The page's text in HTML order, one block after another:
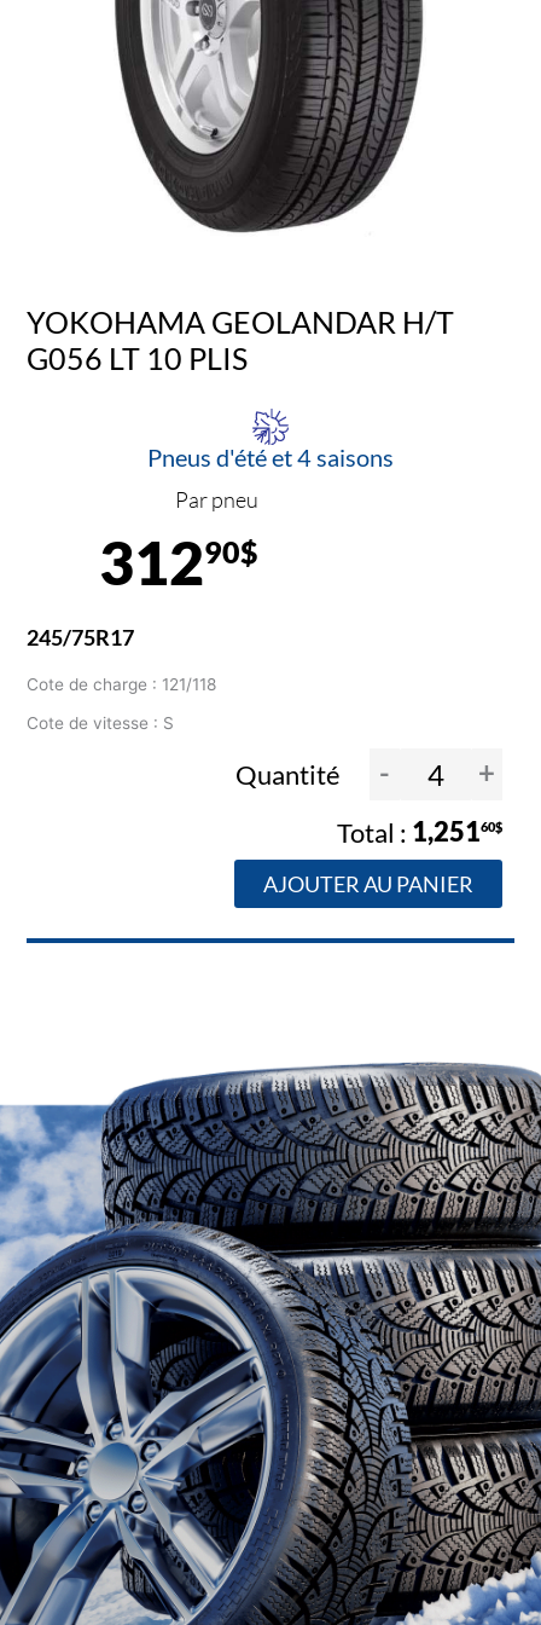
YOKOHAMA GEOLANDAR H/T
G056 LT 10 PLIS
Pneus d'été et 4 saisons
Par pneu
31290$
245/75R17
Cote de charge : 121/118
Cote de vitesse : S
Quantité - +
1,25160$
AJOUTER AU PANIER